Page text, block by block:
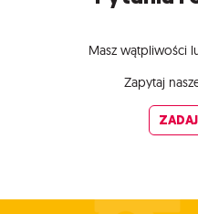
Masz wątpliwości
Zapytaj